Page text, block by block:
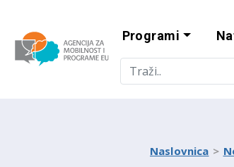
Agencija
Programi
Naslovnica